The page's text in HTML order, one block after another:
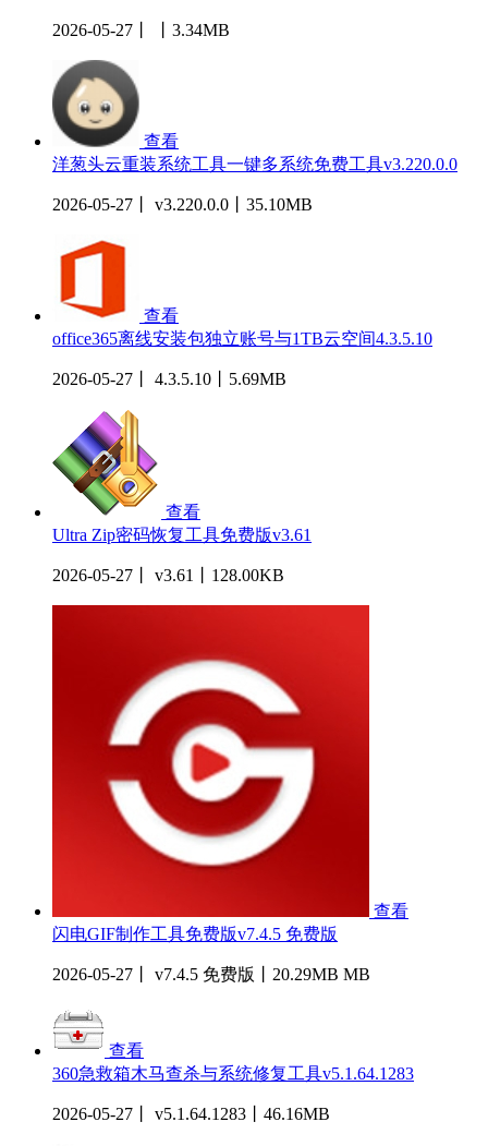
2026-05-27丨 丨3.34MB
查看
洋葱头云重装系统工具一键多系统免费工具v3.220.0.0
2026-05-27丨 v3.220.0.0丨35.10MB
查看
office365离线安装包独立账号与1TB云空间4.3.5.10
2026-05-27丨 4.3.5.10丨5.69MB
查看
Ultra Zip密码恢复工具免费版v3.61
2026-05-27丨 v3.61丨128.00KB
查看
闪电GIF制作工具免费版v7.4.5 免费版
2026-05-27丨 v7.4.5 免费版丨20.29MB MB
查看
360急救箱木马查杀与系统修复工具v5.1.64.1283
2026-05-27丨 v5.1.64.1283丨46.16MB